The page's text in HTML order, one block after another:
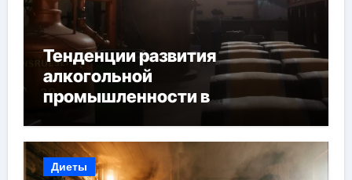
Тенденции развития
алкогольной
промышленности в
Диеты